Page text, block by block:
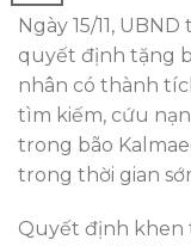
Ngày 15/11,
quyết định tặng
nhân có thành
tìm kiếm, cứu
trong bão
trong thời gian
Quyết định khen